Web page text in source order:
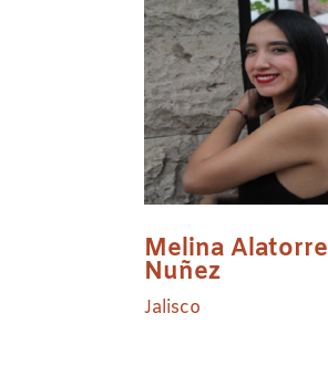
Melina Alatorre
Nuñez
Jalisco